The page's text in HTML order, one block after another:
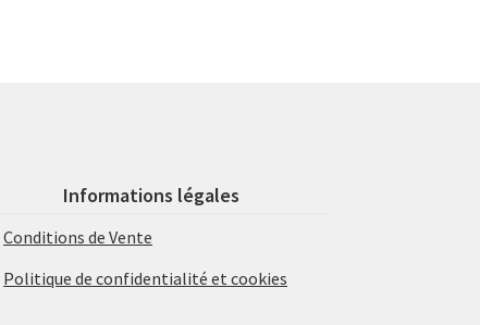
Informations légales
Conditions de Vente
Politique de confidentialité et cookies